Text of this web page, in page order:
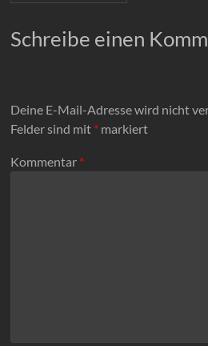
Schreibe einen
Deine E-Mail-Adresse wird nicht
Felder sind mit * markiert
Kommentar *